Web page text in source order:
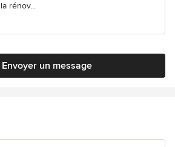
rénov...
Envoyer un message